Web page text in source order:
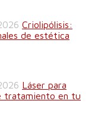
Criolipólisis:
de estética
Láser para
tratamiento en tu